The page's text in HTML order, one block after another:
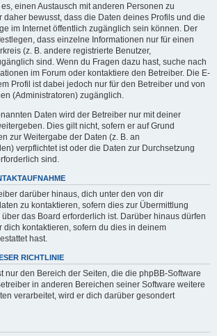
einen Austausch mit anderen Personen zu
daher bewusst, dass die Daten deines Profils und die
im Internet öffentlich zugänglich sein können. Der
dass einzelne Informationen nur für einen
(z. B. andere registrierte Benutzer,
sind. Wenn du Fragen dazu hast, suche nach
im Forum oder kontaktiere den Betreiber. Die E-
Profil ist dabei jedoch nur für den Betreiber und von
(Administratoren) zugänglich.
Daten wird der Betreiber nur mit deiner
Dies gilt nicht, sofern er auf Grund
zur Weitergabe der Daten (z. B. an
verpflichtet ist oder die Daten zur Durchsetzung
sind.
darüber hinaus, dich unter den von dir
zu kontaktieren, sofern dies zur Übermittlung
das Board erforderlich ist. Darüber hinaus dürfen
dich kontaktieren, sofern du dies in deinem
hast.
RICHTLINIE
nur den Bereich der Seiten, die die phpBB-Software
in anderen Bereichen seiner Software weitere
verarbeitet, wird er dich darüber gesondert